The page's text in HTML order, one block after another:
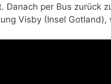
Danach per Bus zurück
Visby (Insel